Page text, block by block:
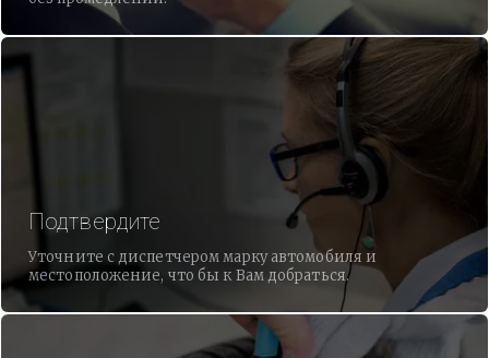
Подтвердите
Уточните с диспетчером марку автомобиля и
местоположение, что бы к Вам добраться.